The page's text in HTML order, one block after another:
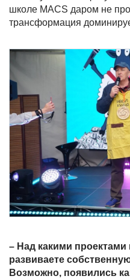
школе MACS даром не
трансформация
– Над какими проектами
развиваете
Возможно, появились